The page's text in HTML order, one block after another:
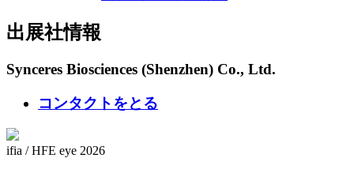
出展社情報
Synceres Biosciences (Shenzhen) Co., Ltd.
コンタクトをとる
ifia / HFE eye 2026